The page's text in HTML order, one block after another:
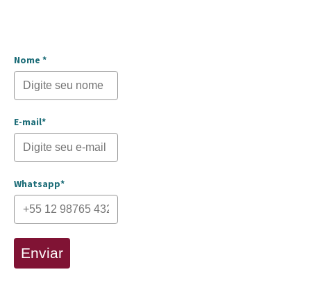
Nome *
E-mail*
Whatsapp*
Enviar